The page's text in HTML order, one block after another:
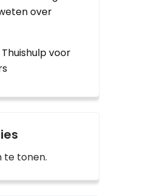
over
voor
te tonen.